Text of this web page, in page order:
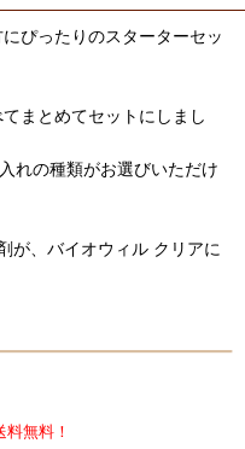
ぴったりのスターターセッ
まとめてセットにしまし
れの種類がお選びいただけ
が、バイオウィル クリアに
無料！